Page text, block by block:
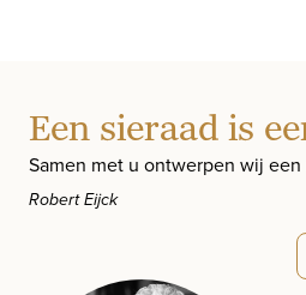
Een sieraad is
Samen met u ontwerpen wij een
Robert Eijck